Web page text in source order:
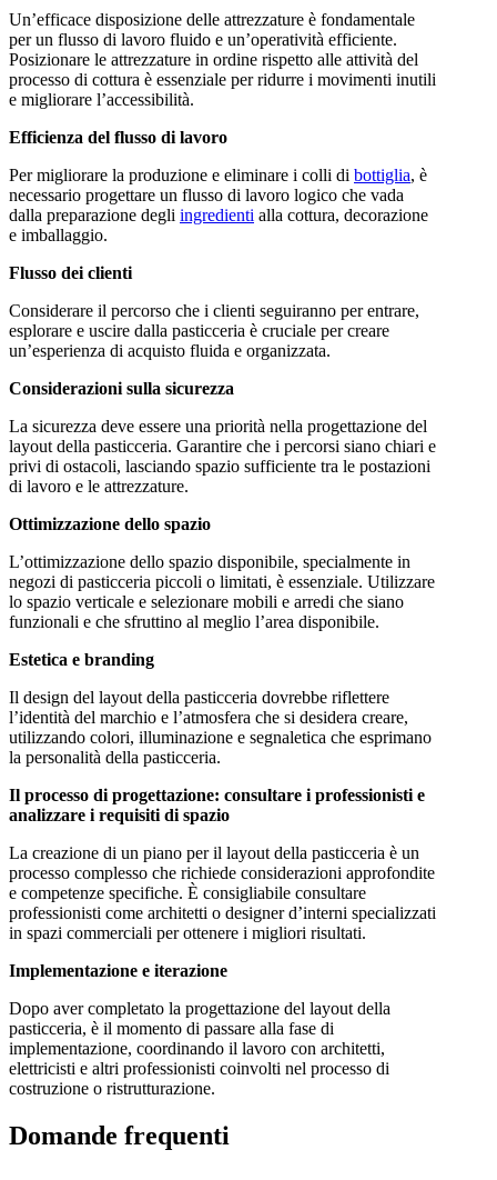
Un’efficace disposizione delle attrezzature è fondamentale
per un flusso di lavoro fluido e un’operatività efficiente.
Posizionare le attrezzature in ordine rispetto alle attività del
processo di cottura è essenziale per ridurre i movimenti inutili
e migliorare l’accessibilità.
Efficienza del flusso di lavoro
Per migliorare la produzione e eliminare i colli di bottiglia, è
necessario progettare un flusso di lavoro logico che vada
dalla preparazione degli ingredienti alla cottura, decorazione
e imballaggio.
Flusso dei clienti
Considerare il percorso che i clienti seguiranno per entrare,
esplorare e uscire dalla pasticceria è cruciale per creare
un’esperienza di acquisto fluida e organizzata.
Considerazioni sulla sicurezza
La sicurezza deve essere una priorità nella progettazione del
layout della pasticceria. Garantire che i percorsi siano chiari e
privi di ostacoli, lasciando spazio sufficiente tra le postazioni
di lavoro e le attrezzature.
Ottimizzazione dello spazio
L’ottimizzazione dello spazio disponibile, specialmente in
negozi di pasticceria piccoli o limitati, è essenziale. Utilizzare
lo spazio verticale e selezionare mobili e arredi che siano
funzionali e che sfruttino al meglio l’area disponibile.
Estetica e branding
Il design del layout della pasticceria dovrebbe riflettere
l’identità del marchio e l’atmosfera che si desidera creare,
utilizzando colori, illuminazione e segnaletica che esprimano
la personalità della pasticceria.
Il processo di progettazione: consultare i professionisti e
analizzare i requisiti di spazio
La creazione di un piano per il layout della pasticceria è un
processo complesso che richiede considerazioni approfondite
e competenze specifiche. È consigliabile consultare
professionisti come architetti o designer d’interni specializzati
in spazi commerciali per ottenere i migliori risultati.
Implementazione e iterazione
Dopo aver completato la progettazione del layout della
pasticceria, è il momento di passare alla fase di
implementazione, coordinando il lavoro con architetti,
elettricisti e altri professionisti coinvolti nel processo di
costruzione o ristrutturazione.
Domande frequenti